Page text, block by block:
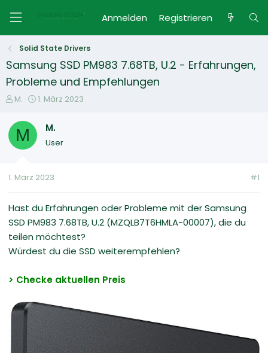
Anmelden Registrieren
Solid State Drivers
Samsung SSD PM983 7.68TB, U.2 - Erfahrungen,
Probleme und Empfehlungen
E
s
e
e
M.
E
t
m
1. März 2023
M M.
User
1. März 2023 #1
Hast du Erfahrungen oder Probleme mit der Samsung
SSD PM983 7.68TB, U.2 (MZQLB7T6HMLA-00007), die du
teilen möchtest?
Würdest du die SSD weiterempfehlen?
> Checke aktuellen Preis